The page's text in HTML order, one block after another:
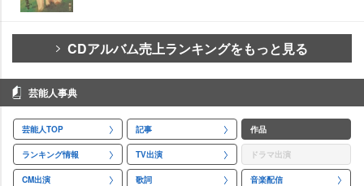
CDアルバム売上ランキングをもっと見る
芸能人事典
芸能人TOP 記事 作品
ランキング情報 TV出演 ドラマ出演
CM出演 歌詞 音楽配信